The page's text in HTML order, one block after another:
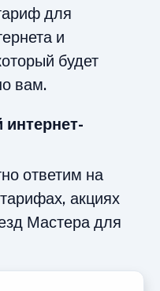
для
и
будет
вам.
ответим на
акциях
Мастера для